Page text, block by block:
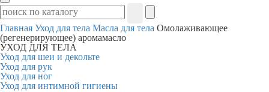
Главная Уход для тела Масла для тела Омолаживающее
(регенерирующее) аромамасло
УХОД ДЛЯ ТЕЛА
Уход для шеи и декольте
Уход для рук
Уход для ног
Уход для интимной гигиены